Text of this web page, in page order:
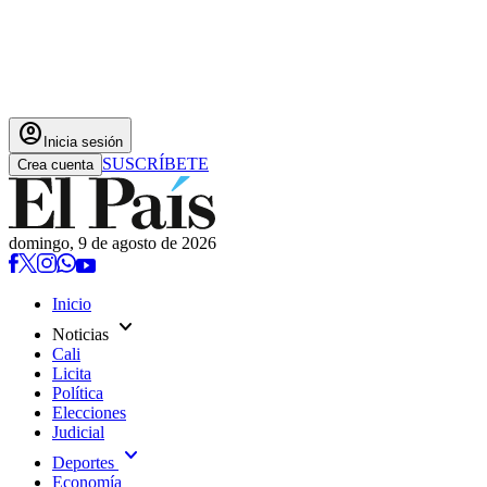
account_circle Inicia sesión
Crea cuenta SUSCRÍBETE
domingo, 9 de agosto de 2026
Inicio
Noticias expand_more
Cali
Licita
Política
Elecciones
Judicial
Deportes expand_more
Economía